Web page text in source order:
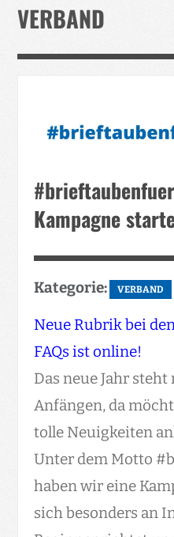
Events
Taubenklinik
Tierschutz
Jugendliche
VERBAND
Kampagne
Kategorie: VERBAND
Neue Rubrik bei
FAQs ist online!
Das neue Jahr
Anfängen, da
tolle Neuigkeiten
Unter dem Motto
haben wir eine
sich besonders an